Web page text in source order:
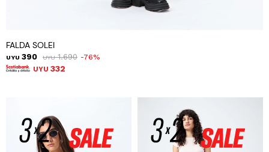
FALDA SOLEI
UYU 390 UYU 1.690 76
UYU 332